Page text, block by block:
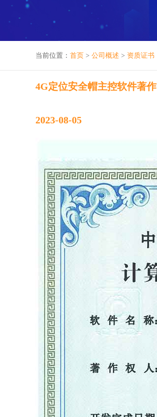
当前位置： 首页 > 公司概述 > 资质证书
4G定位安全帽主控软件著作
2023-08-05